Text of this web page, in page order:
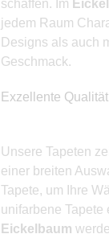
jedem Raum
werden, von
Apartments bis
und schaffen so
schaffen. Im
jedem Raum
Designs als auch
Geschmack.
Exzellente
Unsere Tapeten
einer breiten
Tapete, um Ihre
unifarbene
Eickelbaum